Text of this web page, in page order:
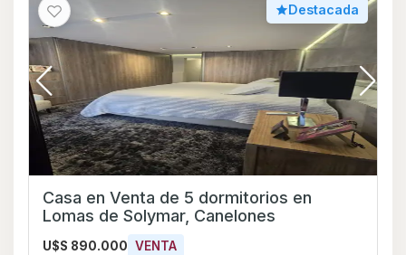
Destacada
Casa en Venta de 5 dormitorios en
Lomas de Solymar, Canelones
U$S 890.000 VENTA